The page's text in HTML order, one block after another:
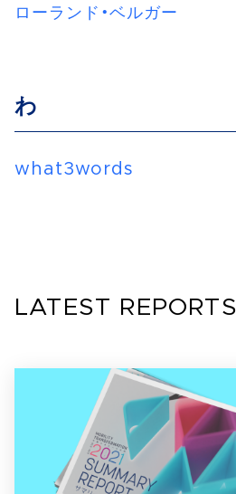
ローランド・ベルガー
わ
what3words
LATEST REPORTS